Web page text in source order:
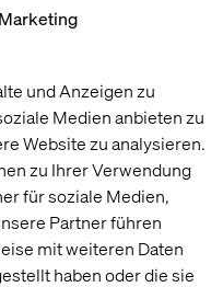
und Anzeigen zu
Medien anbieten zu
Website zu analysieren.
zu Ihrer Verwendung
für soziale Medien,
Partner führen
mit weiteren Daten
haben oder die sie
Marketing